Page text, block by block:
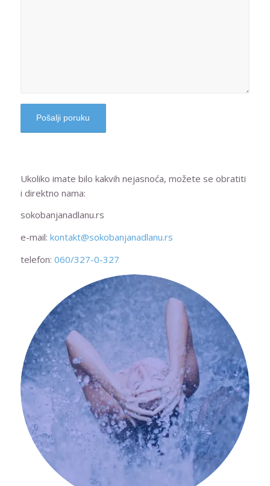
Ukoliko imate bilo kakvih nejasnoća, možete se obratiti
i direktno nama:
sokobanjanadlanu.rs
e-mail: kontakt@sokobanjanadlanu.rs
telefon: 060/327-0-327